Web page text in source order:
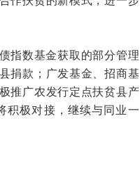
数基金获取的部分管理
捐款；广发基金、招商基
推广农发行定点扶贫县产
积极对接，继续与同业一